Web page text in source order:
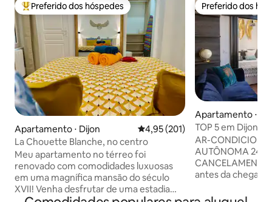
Entre os melhores preferidos dos hóspedes
Preferido dos hóspedes
Apartamento ⋅ Dijon 4,95 de uma avaliação média de
4,95 (201)
La Chouette Blanche, no centro
Meu apartamento no térreo foi
renovado com comodidades luxuosas
em uma magnífica mansão do século
XVII! Venha desfrutar de uma estadia
Preferido dos
Preferido dos
Apartamento ⋅
TOP 5 em Dijon:
catedral
AR-
AUTÔNOMA 24
antes da chegada
DARCY, BONDÊ,